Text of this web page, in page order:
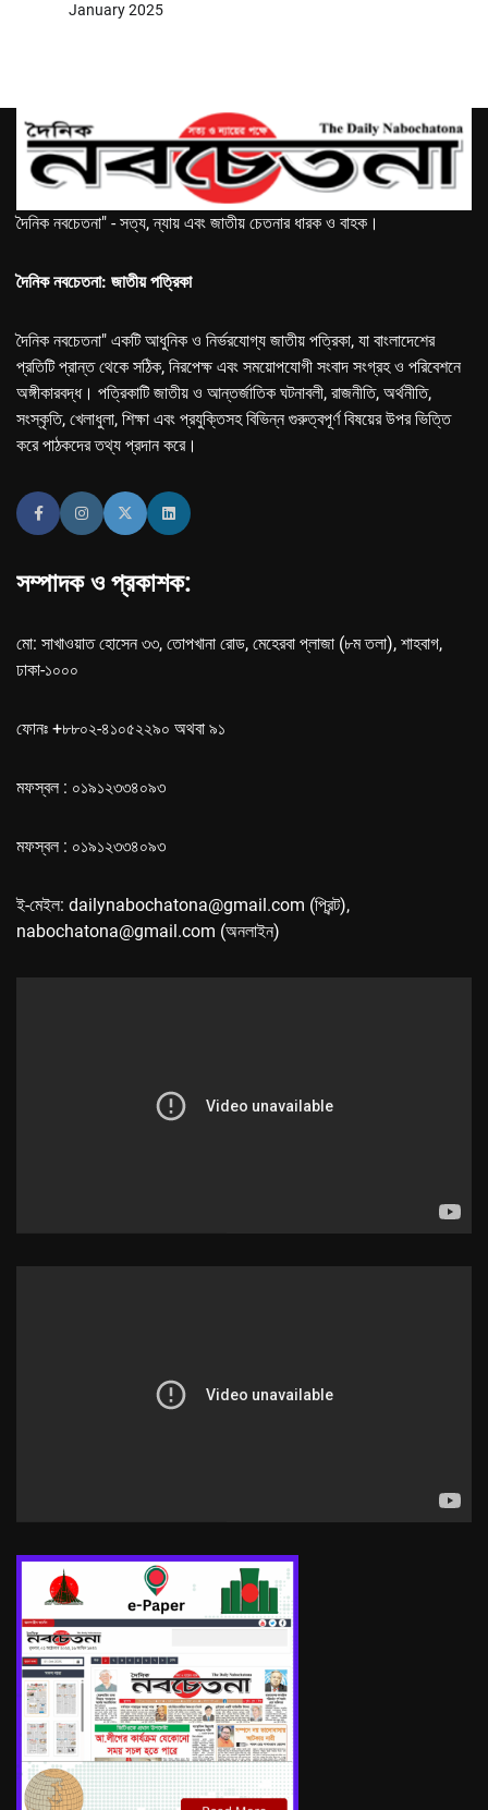
January 2025
দৈনিক নবচেতনা" - সত্য, ন্যায় এবং জাতীয় চেতনার ধারক ও বাহক।
দৈনিক নবচেতনা: জাতীয় পত্রিকা
দৈনিক নবচেতনা" একটি আধুনিক ও নির্ভরযোগ্য জাতীয় পত্রিকা, যা বাংলাদেশের
প্রতিটি প্রান্ত থেকে সঠিক, নিরপেক্ষ এবং সময়োপযোগী সংবাদ সংগ্রহ ও পরিবেশনে
অঙ্গীকারবদ্ধ। পত্রিকাটি জাতীয় ও আন্তর্জাতিক ঘটনাবলী, রাজনীতি, অর্থনীতি,
সংস্কৃতি, খেলাধুলা, শিক্ষা এবং প্রযুক্তিসহ বিভিন্ন গুরুত্বপূর্ণ বিষয়ের উপর ভিত্তি
করে পাঠকদের তথ্য প্রদান করে।
সম্পাদক ও প্রকাশক:
মো: সাখাওয়াত হোসেন ৩৩, তোপখানা রোড, মেহেরবা প্লাজা (৮ম তলা), শাহবাগ,
ঢাকা-১০০০
ফোনঃ +৮৮০২-৪১০৫২২৯০ অথবা ৯১
মফস্বল : ০১৯১২৩৩৪০৯৩
মফস্বল : ০১৯১২৩৩৪০৯৩
ই-মেইল: dailynabochatona@gmail.com (প্রিন্ট),
nabochatona@gmail.com (অনলাইন)